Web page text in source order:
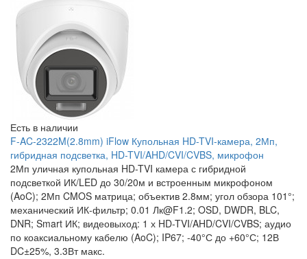
Есть в наличии
F-AC-2322M(2.8mm) iFlow Купольная HD-TVI-камера, 2Мп,
гибридная подсветка, HD-TVI/AHD/CVI/CVBS, микрофон
2Мп уличная купольная HD-TVI камера с гибридной
подсветкой ИК/LED до 30/20м и встроенным микрофоном
(AoC); 2Мп CMOS матрица; объектив 2.8мм; угол обзора 101°;
механический ИК-фильтр; 0.01 Лк@F1.2; OSD, DWDR, BLC,
DNR; Smart ИК; видеовыход: 1 х HD-TVI/AHD/CVI/CVBS; аудио
по коаксиальному кабелю (AoC); IP67; -40°С до +60°С; 12В
DC±25%, 3.3Вт макс.